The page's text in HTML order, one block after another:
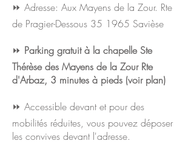
⏩ Adresse: Aux Mayens de la Zour. Rte
de Pragier-Dessous 35 1965 Savièse
⏩ Parking gratuit à la chapelle Ste
Thérèse des Mayens de la Zour Rte
d'Arbaz, 3 minutes à pieds (voir plan)
⏩ Accessible devant et pour des
mobilités réduites, vous pouvez déposer
les convives devant l'adresse.